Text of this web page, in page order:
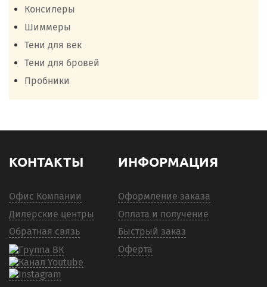
Консилеры
Шиммеры
Тени для век
Тени для бровей
Пробники
КОНТАКТЫ
Офис Компании
Дилерские центры
Обратная связь
ИНФОРМАЦИЯ
Оформление заказа
Оплата и получение
Быстрый заказ
Оферта